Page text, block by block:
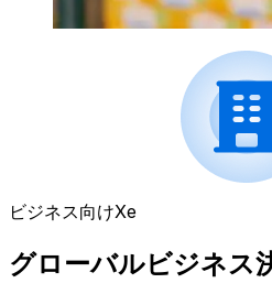
ビジネス向けXe
グローバルビジネス